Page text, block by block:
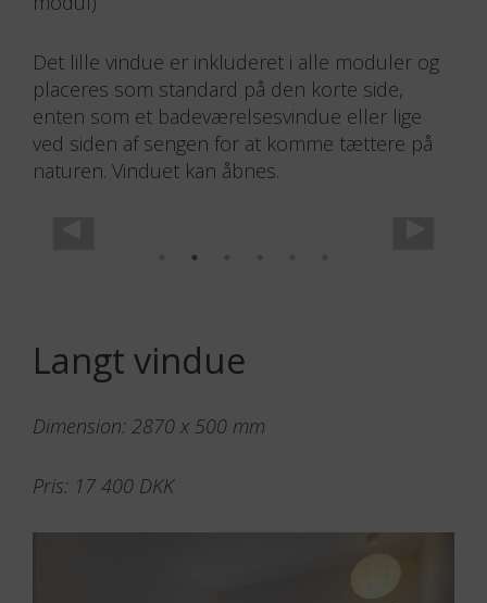
placeres som standard på den korte side,
enten som et badeværelsesvindue eller lige
ved siden af sengen for at komme tættere på
naturen. Vinduet kan åbnes.